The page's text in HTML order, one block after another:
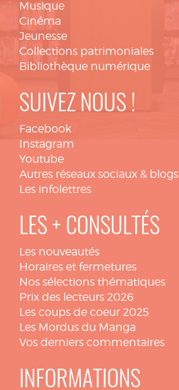
Musique
Cinéma
Jeunesse
Collections patrimoniales
Bibliothèque numérique
SUIVEZ NOUS !
Facebook
Instagram
Youtube
Autres réseaux sociaux & blogs
Les infolettres
LES + CONSULTÉS
Les nouveautés
Horaires et fermetures
Nos sélections thématiques
Prix des lecteurs 2026
Les coups de coeur 2025
Les Mordus du Manga
Vos derniers commentaires
INFORMATIONS